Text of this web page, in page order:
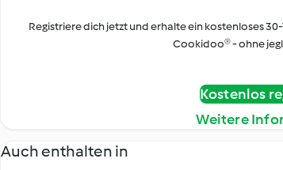
Registriere dich jetzt und erhalte ein kostenloses
Cookidoo® - ohne
Kostenlos
Weitere
Auch enthalten in